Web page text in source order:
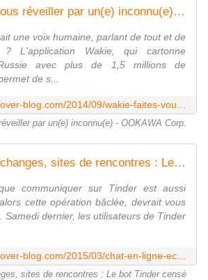
Wakie : faites-vous réveiller par un(e) inconnu(e) - OOKAWA Corp.
une voix humaine, parlant de tout et de
L'application Wakie, qui cartonne
avec plus de 1,5 millions de
de s...
par un(e) inconnu(e) - OOKAWA Corp.
Chat en ligne, échanges, sites de rencontres : Le bot Tinder censé prendre la parole à la place d'annonceurs a énormement évolué au point de simuler une conversation avec un humain - OOKAWA Corp.
communiquer sur Tinder est aussi
cette opération bâclée, devrait vous
Samedi dernier, les utilisateurs de Tinder
sites de rencontres : Le bot Tinder censé